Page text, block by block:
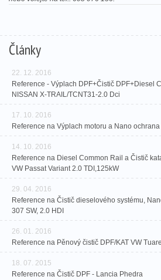
Články
22. 12. 2016
Reference - Výplach DPF+Čistič DPF+Diesel
NISSAN X-TRAIL/TCNT31-2.0 Dci
17. 10. 2016
Reference na Výplach motoru a Nano
14. 10. 2016
Reference na Diesel Common Rail a Čistič
VW Passat Variant 2.0 TDI,125kW
29. 04. 2016
Reference na Čistič dieselového systému,
307 SW, 2.0 HDI
26. 01. 2016
Reference na Pěnový čistič DPF/KAT VW
18. 07. 2015
Reference na Čistič DPF - Lancia Phedra